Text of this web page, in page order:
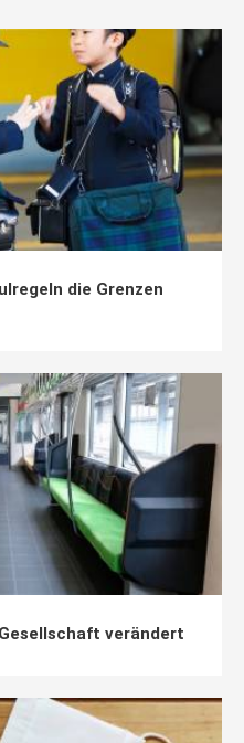
die Grenzen
verändert